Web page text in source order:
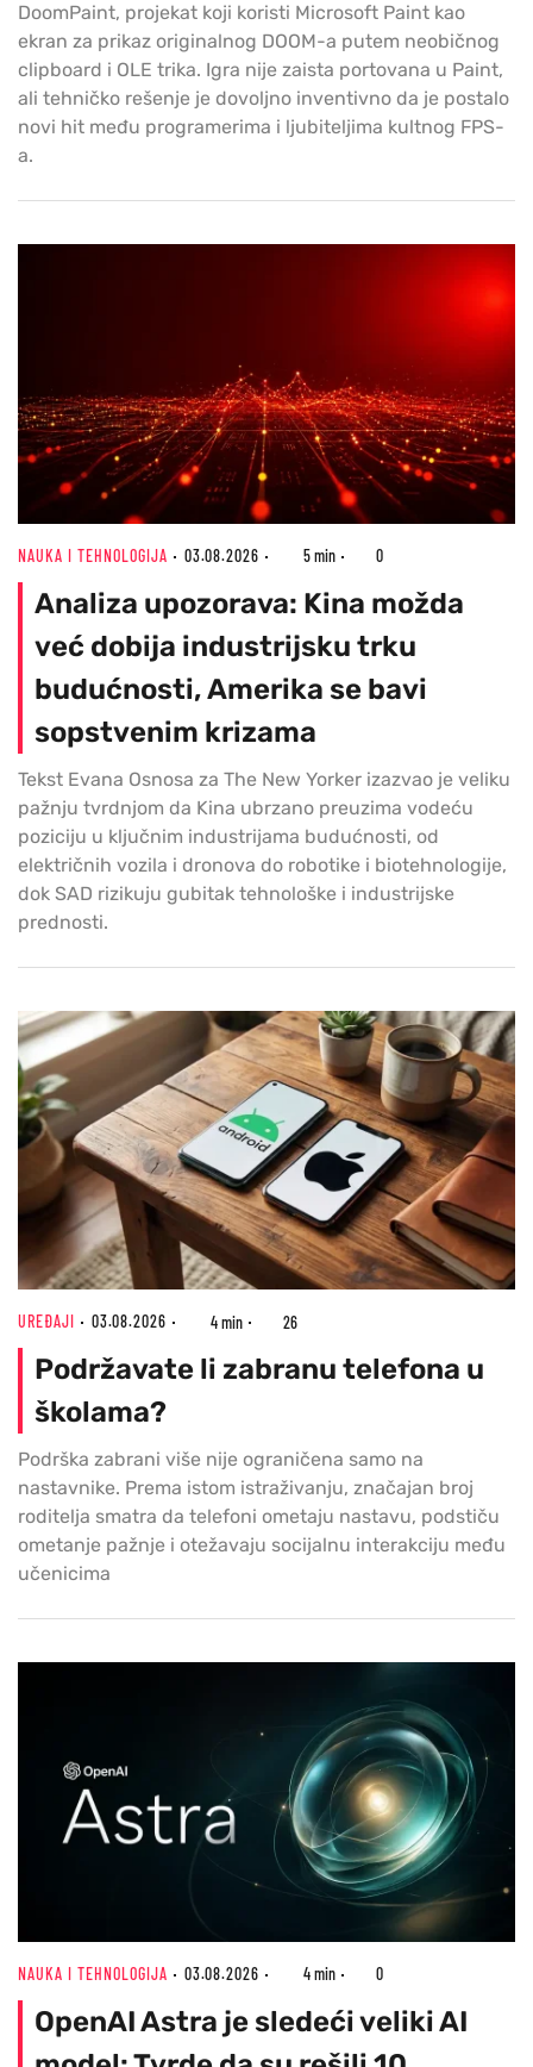
DoomPaint, projekat koji koristi Microsoft Paint kao
ekran za prikaz originalnog DOOM-a putem neobičnog
clipboard i OLE trika. Igra nije zaista portovana u Paint,
ali tehničko rešenje je dovoljno inventivno da je postalo
novi hit među programerima i ljubiteljima kultnog FPS-
a.
NAUKA I TEHNOLOGIJA 03.08.2026 5 min 0
Analiza upozorava: Kina možda
već dobija industrijsku trku
budućnosti, Amerika se bavi
sopstvenim krizama
Tekst Evana Osnosa za The New Yorker izazvao je veliku
pažnju tvrdnjom da Kina ubrzano preuzima vodeću
poziciju u ključnim industrijama budućnosti, od
električnih vozila i dronova do robotike i biotehnologije,
dok SAD rizikuju gubitak tehnološke i industrijske
prednosti.
UREĐAJI 03.08.2026 4 min 26
Podržavate li zabranu telefona u
školama?
Podrška zabrani više nije ograničena samo na
nastavnike. Prema istom istraživanju, značajan broj
roditelja smatra da telefoni ometaju nastavu, podstiču
ometanje pažnje i otežavaju socijalnu interakciju među
učenicima
NAUKA I TEHNOLOGIJA 03.08.2026 4 min 0
OpenAI Astra je sledeći veliki AI